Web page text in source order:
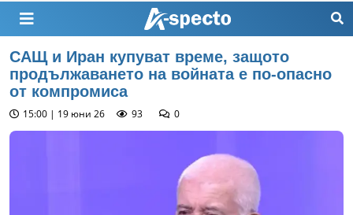
САЩ и Иран купуват време, защото
продължаването на войната е по-опасно
от компромиса
15:00 | 19 юни 26 93 0